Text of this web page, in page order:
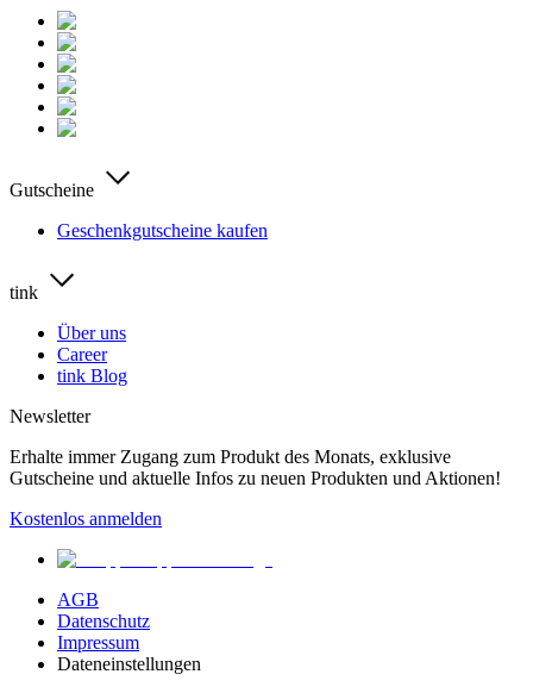
Gutscheine
Geschenkgutscheine kaufen
tink
Über uns
Career
tink Blog
Newsletter
Erhalte immer Zugang zum Produkt des Monats, exklusive
Gutscheine und aktuelle Infos zu neuen Produkten und Aktionen!
Kostenlos anmelden
AGB
Datenschutz
Impressum
Dateneinstellungen